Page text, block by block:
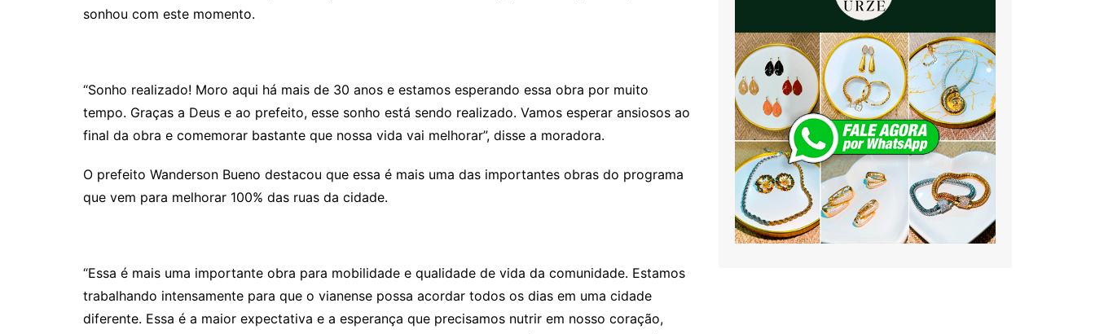
sonhou com este momento.
“Sonho realizado! Moro aqui há mais de 30 anos e estamos esperando essa obra por muito
tempo. Graças a Deus e ao prefeito, esse sonho está sendo realizado. Vamos esperar ansiosos ao
final da obra e comemorar bastante que nossa vida vai melhorar”, disse a moradora.
O prefeito Wanderson Bueno destacou que essa é mais uma das importantes obras do programa
que vem para melhorar 100% das ruas da cidade.
“Essa é mais uma importante obra para mobilidade e qualidade de vida da comunidade. Estamos
trabalhando intensamente para que o vianense possa acordar todos os dias em uma cidade
diferente. Essa é a maior expectativa e a esperança que precisamos nutrir em nosso coração,